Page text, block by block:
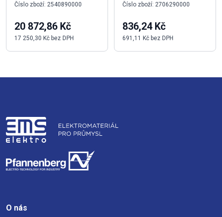
Číslo zboží: 2540890000
20 872,86 Kč
17 250,30 Kč bez DPH
Číslo zboží: 2706290000
836,24 Kč
691,11 Kč bez DPH
O nás